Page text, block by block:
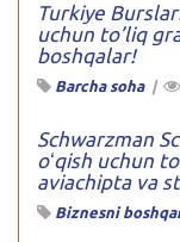
Turkiye
uchun to’liq
boshqalar!
Barcha soha|
Schwarzman
oʻqish uchun
aviachipta va
Biznesni